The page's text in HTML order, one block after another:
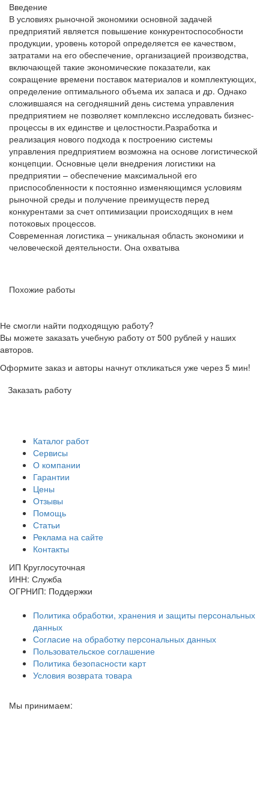
Введение
В условиях рыночной экономики основной задачей
предприятий является повышение конкурентоспособности
продукции, уровень которой определяется ее качеством,
затратами на его обеспечение, организацией производства,
включающей такие экономические показатели, как
сокращение времени поставок материалов и комплектующих,
определение оптимального объема их запаса и др. Однако
сложившаяся на сегодняшний день система управления
предприятием не позволяет комплексно исследовать бизнес-
процессы в их единстве и целостности.Разработка и
реализация нового подхода к построению системы
управления предприятием возможна на основе логистической
концепции. Основные цели внедрения логистики на
предприятии – обеспечение максимальной его
приспособленности к постоянно изменяющимся условиям
рыночной среды и получение преимуществ перед
конкурентами за счет оптимизации происходящих в нем
потоковых процессов.
Современная логистика – уникальная область экономики и
человеческой деятельности. Она охватыва
Похожие работы
Не смогли найти подходящую работу?
Вы можете заказать учебную работу от 500 рублей у наших
авторов.
Оформите заказ и авторы начнут откликаться уже через 5 мин!
Заказать работу
Каталог работ
Сервисы
О компании
Гарантии
Цены
Отзывы
Помощь
Статьи
Реклама на сайте
Контакты
ИП Круглосуточная
ИНН: Служба
ОГРНИП: Поддержки
Политика обработки, хранения и защиты персональных
данных
Согласие на обработку персональных данных
Пользовательское соглашение
Политика безопасности карт
Условия возврата товара
Мы принимаем: